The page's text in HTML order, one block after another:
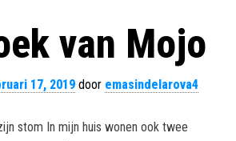
van Mojo
17, 2019 door emasindelarova4
stom In mijn huis wonen ook twee